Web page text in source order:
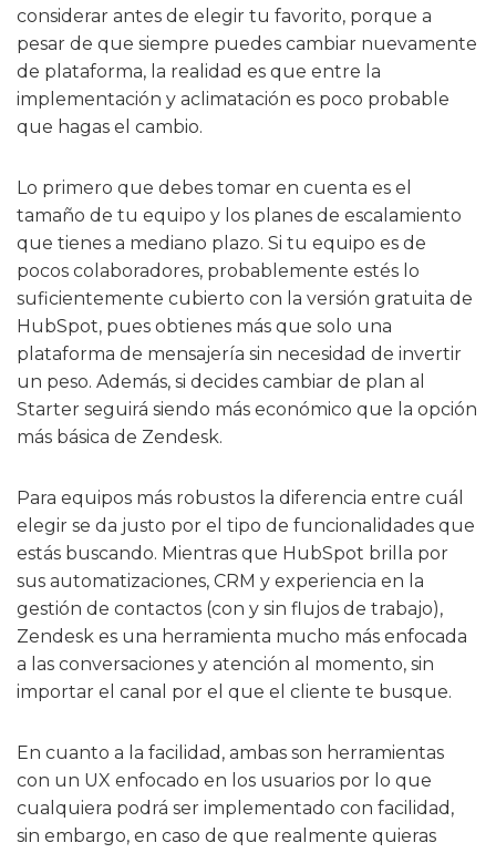
considerar antes de elegir tu favorito, porque a
pesar de que siempre puedes cambiar nuevamente
de plataforma, la realidad es que entre la
implementación y aclimatación es poco probable
que hagas el cambio.
Lo primero que debes tomar en cuenta es el
tamaño de tu equipo y los planes de escalamiento
que tienes a mediano plazo. Si tu equipo es de
pocos colaboradores, probablemente estés lo
suficientemente cubierto con la versión gratuita de
HubSpot, pues obtienes más que solo una
plataforma de mensajería sin necesidad de invertir
un peso. Además, si decides cambiar de plan al
Starter seguirá siendo más económico que la opción
más básica de Zendesk.
Para equipos más robustos la diferencia entre cuál
elegir se da justo por el tipo de funcionalidades que
estás buscando. Mientras que HubSpot brilla por
sus automatizaciones, CRM y experiencia en la
gestión de contactos (con y sin flujos de trabajo),
Zendesk es una herramienta mucho más enfocada
a las conversaciones y atención al momento, sin
importar el canal por el que el cliente te busque.
En cuanto a la facilidad, ambas son herramientas
con un UX enfocado en los usuarios por lo que
cualquiera podrá ser implementado con facilidad,
sin embargo, en caso de que realmente quieras